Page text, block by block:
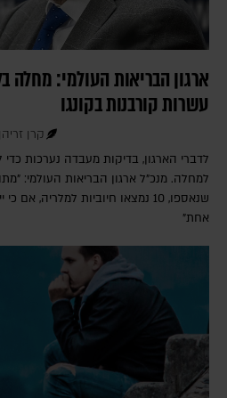
ארגון הבריאות העולמי: מחלה
עשרות קורבנות בקונגו
קרן זריהן
לדברי הארגון, בדיקות מעבדה נערכות
שנאספו, 10 נמצאו חיוביות
אחת"